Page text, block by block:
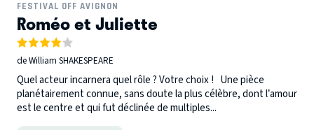
FESTIVAL OFF AVIGNON
Roméo et Juliette
de William SHAKESPEARE
Quel acteur incarnera quel rôle ? Votre choix ! Une pièce
planétairement connue, sans doute la plus célèbre, dont l’amour
est le centre et qui fut déclinée de multiples...